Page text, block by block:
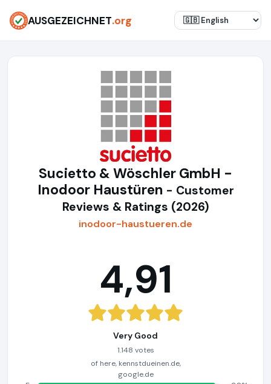
AUSGEZEICHNET.org
Sucietto & Wöschler GmbH -
Inodoor Haustüren - Customer
Reviews & Ratings (2026)
inodoor-haustueren.de
4,91
Very Good
1.148 votes
of here, kennstdueinen.de,
google.de